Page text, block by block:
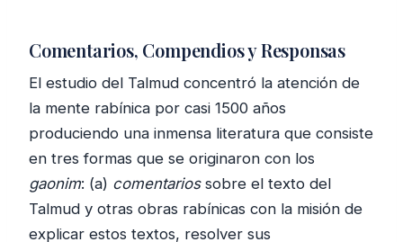
Comentarios, Compendios y Responsas
El estudio del Talmud concentró la atención de
la mente rabínica por casi 1500 años
produciendo una inmensa literatura que consiste
en tres formas que se originaron con los
gaonim: (a) comentarios sobre el texto del
Talmud y otras obras rabínicas con la misión de
explicar estos textos, resolver sus